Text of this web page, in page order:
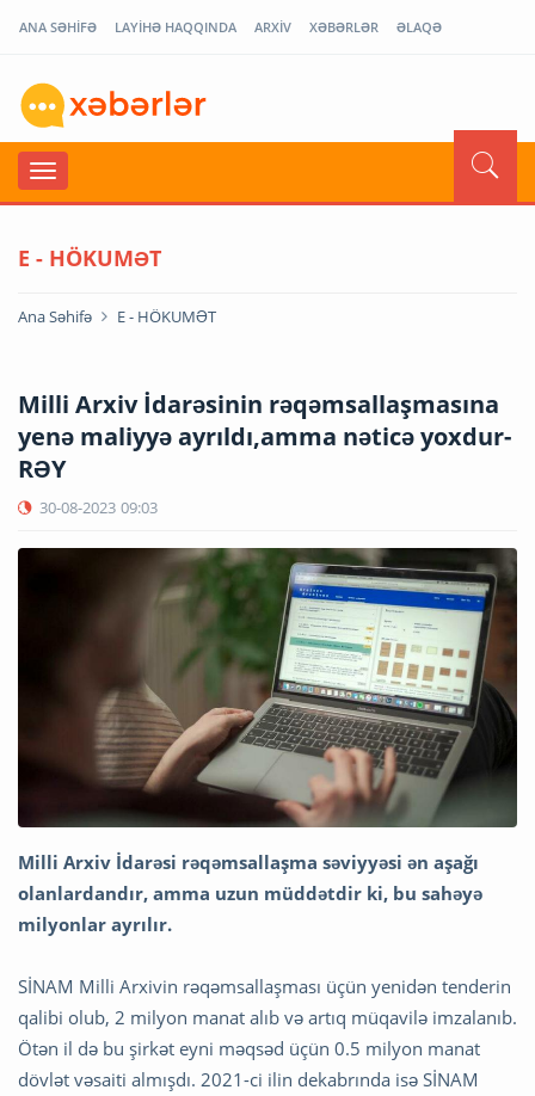
ANA SƏHİFƏ LAYİHƏ HAQQINDA ARXİV XƏBƏRLƏR ƏLAQƏ
E - HÖKUMƏT
Ana Səhifə E - HÖKUMƏT
Milli Arxiv İdarəsinin rəqəmsallaşmasına
yenə maliyyə ayrıldı,amma nəticə yoxdur-
RƏY
30-08-2023 09:03
Milli Arxiv İdarəsi rəqəmsallaşma səviyyəsi ən aşağı
olanlardandır, amma uzun müddətdir ki, bu sahəyə
milyonlar ayrılır.
SİNAM Milli Arxivin rəqəmsallaşması üçün yenidən tenderin
qalibi olub, 2 milyon manat alıb və artıq müqavilə imzalanıb.
Ötən il də bu şirkət eyni məqsəd üçün 0.5 milyon manat
dövlət vəsaiti almışdı. 2021-ci ilin dekabrında isə SİNAM